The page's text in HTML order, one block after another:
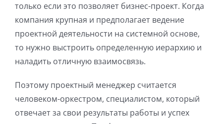
только если это позволяет бизнес-проект. Когда
компания крупная и предполагает ведение
проектной деятельности на системной основе,
то нужно выстроить определенную иерархию и
наладить отличную взаимосвязь.
Поэтому проектный менеджер считается
человеком-оркестром, специалистом, который
отвечает за свои результаты работы и успех